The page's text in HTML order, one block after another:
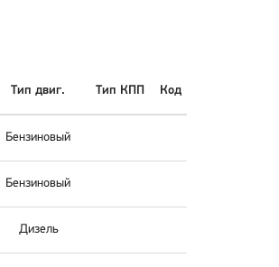
Тип двиг. Тип КПП Код
Бензиновый
Бензиновый
Дизель